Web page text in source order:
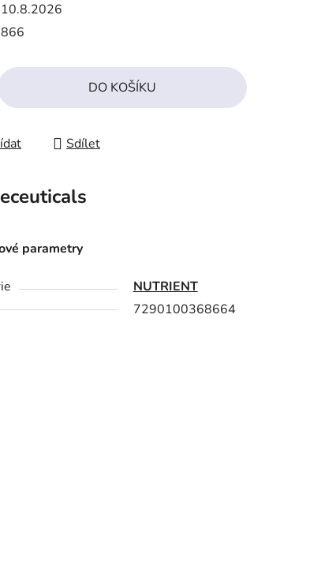
10.8.2026
866
DO KOŠÍKU
Sdílet
parametry
NUTRIENT
7290100368664